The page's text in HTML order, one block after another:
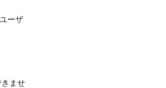
ーザ
ませ